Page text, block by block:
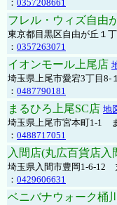
： 0357208661
フレル・ウィズ自由
東京都目黒区自由が丘１
： 0357263071
イオンモール上尾店
埼玉県上尾市愛宕3丁目8-
： 0487790181
まるひろ上尾SC店 地
埼玉県上尾市宮本町1-1
： 0488717051
入間店(丸広百貨店入
埼玉県入間市豊岡1-6-12
： 0429606631
ベニバナウォーク桶